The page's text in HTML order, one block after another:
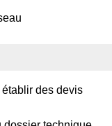
des devis